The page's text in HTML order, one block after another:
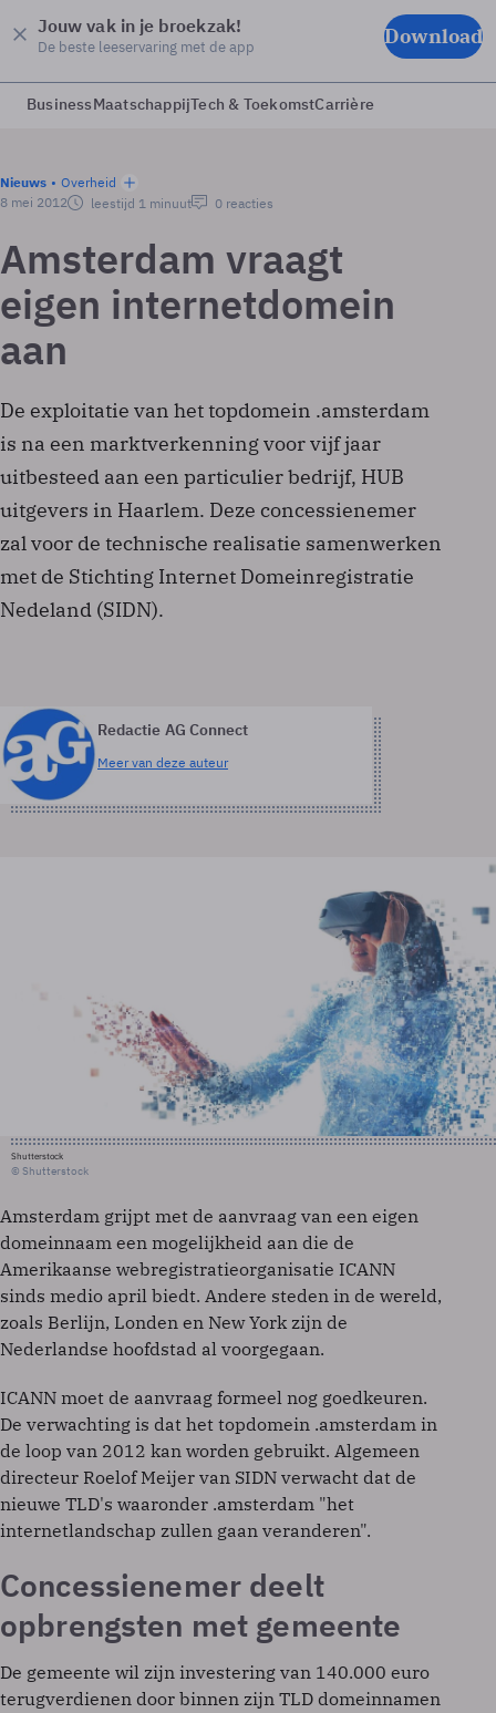
Jouw vak in je broekzak!
De beste leeservaring met de app Download
BusinessMaatschappijTech & ToekomstCarrière
Nieuws
Overheid
8 mei 2012
leestijd 1 minuut 0 reacties
Amsterdam vraagt
eigen internetdomein
aan
De exploitatie van het topdomein .amsterdam
is na een marktverkenning voor vijf jaar
uitbesteed aan een particulier bedrijf, HUB
uitgevers in Haarlem. Deze concessienemer
zal voor de technische realisatie samenwerken
met de Stichting Internet Domeinregistratie
Nedeland (SIDN).
Redactie AG Connect
Meer van deze auteur
Shutterstock
© Shutterstock
Amsterdam grijpt met de aanvraag van een eigen
domeinnaam een mogelijkheid aan die de
Amerikaanse webregistratieorganisatie ICANN
sinds medio april biedt. Andere steden in de wereld,
zoals Berlijn, Londen en New York zijn de
Nederlandse hoofdstad al voorgegaan.
ICANN moet de aanvraag formeel nog goedkeuren.
De verwachting is dat het topdomein .amsterdam in
de loop van 2012 kan worden gebruikt. Algemeen
directeur Roelof Meijer van SIDN verwacht dat de
nieuwe TLD's waaronder .amsterdam "het
internetlandschap zullen gaan veranderen".
Concessienemer deelt
opbrengsten met gemeente
De gemeente wil zijn investering van 140.000 euro
terugverdienen door binnen zijn TLD domeinnamen